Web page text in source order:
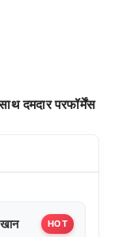
दमदार परफॉर्मेंस
HOT